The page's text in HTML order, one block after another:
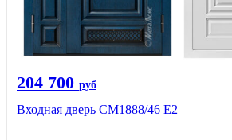
204 700 руб
Входная дверь СМ1888/46 Е2